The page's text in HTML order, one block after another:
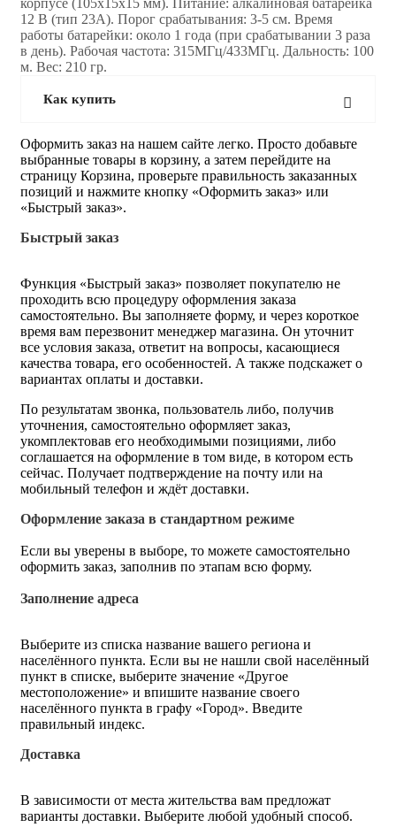
12 В (тип 23А). Порог срабатывания: 3-5 см. Время
работы батарейки: около 1 года (при срабатывании 3 раза
в день). Рабочая частота: 315МГц/433МГц. Дальность: 100
м. Вес: 210 гр.
Как купить
Оформить заказ на нашем сайте легко. Просто добавьте
выбранные товары в корзину, а затем перейдите на
страницу Корзина, проверьте правильность заказанных
позиций и нажмите кнопку «Оформить заказ» или
«Быстрый заказ».
Быстрый заказ
Функция «Быстрый заказ» позволяет покупателю не
проходить всю процедуру оформления заказа
самостоятельно. Вы заполняете форму, и через короткое
время вам перезвонит менеджер магазина. Он уточнит
все условия заказа, ответит на вопросы, касающиеся
качества товара, его особенностей. А также подскажет о
вариантах оплаты и доставки.
По результатам звонка, пользователь либо, получив
уточнения, самостоятельно оформляет заказ,
укомплектовав его необходимыми позициями, либо
соглашается на оформление в том виде, в котором есть
сейчас. Получает подтверждение на почту или на
мобильный телефон и ждёт доставки.
Оформление заказа в стандартном режиме
Если вы уверены в выборе, то можете самостоятельно
оформить заказ, заполнив по этапам всю форму.
Заполнение адреса
Выберите из списка название вашего региона и
населённого пункта. Если вы не нашли свой населённый
пункт в списке, выберите значение «Другое
местоположение» и впишите название своего
населённого пункта в графу «Город». Введите
правильный индекс.
Доставка
В зависимости от места жительства вам предложат
варианты доставки. Выберите любой удобный способ.